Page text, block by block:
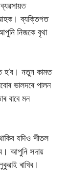
ব্যক্তিগত
নিজকে বৃথা
হ’ব। নতুন কামত
ভালদৰে পালন
বাবে মন
যদিও শীতল
আপুনি সদায়
ৰাখিব।